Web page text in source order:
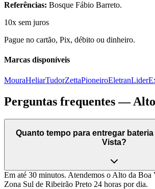
Referências: Bosque Fábio Barreto.
10x sem juros
Pague no cartão, Pix, débito ou dinheiro.
Marcas disponíveis
MouraHeliarTudorZettaPioneiroEletranLider
Perguntas frequentes —
Quanto tempo para entregar
Vista?
Em até 30 minutos. Atendemos o Alto da Boa
Zona Sul de Ribeirão Preto 24 horas por dia.